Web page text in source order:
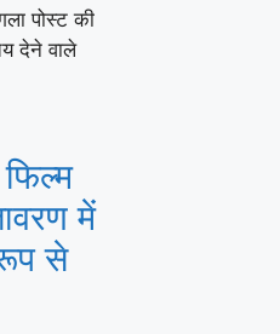
पोस्ट की
देने वाले
में
से